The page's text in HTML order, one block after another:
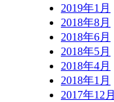
2019年1月
2018年8月
2018年6月
2018年5月
2018年4月
2018年1月
2017年12月